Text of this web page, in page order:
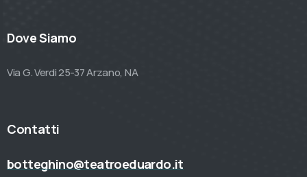
Dove Siamo
Via G. Verdi 25-37 Arzano, NA
Contatti
botteghino@teatroeduardo.it